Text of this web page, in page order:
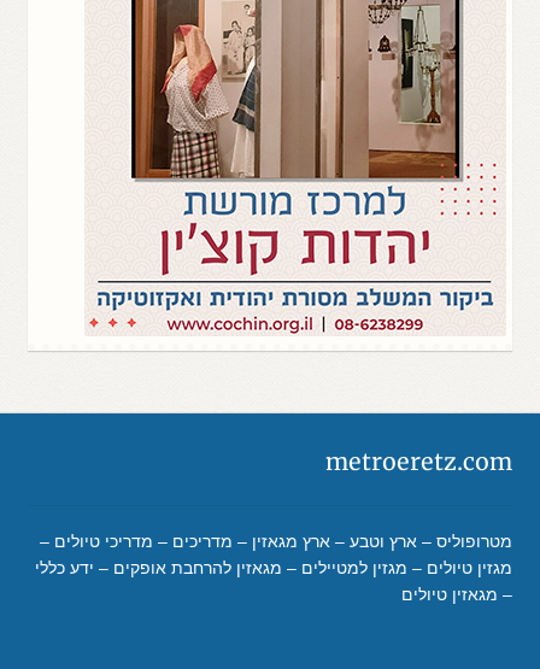
metroeretz.com
מטרופוליס – ארץ וטבע – ארץ מגאזין – מדריכים – מדריכי טיולים –
מגזין טיולים – מגזין למטיילים – מגאזין להרחבת אופקים – ידע כללי
– מגאזין טיולים